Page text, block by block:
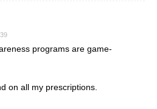
programs are game-
on all my prescriptions.